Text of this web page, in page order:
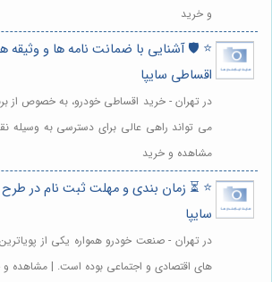
و خرید
⭐️ 🛡️ آشنایی با ضمانت نامه ها و وثیقه
اقساطی سایپا
در تهران - خرید اقساطی خودرو، به خصوص از
می تواند راهی عالی برای دسترسی به وسیله
مشاهده و خرید
⭐️ ⏳ زمان بندی و مهلت ثبت نام در
سایپا
در تهران - صنعت خودرو همواره یکی از
های اقتصادی و اجتماعی بوده است. | مشاهده و